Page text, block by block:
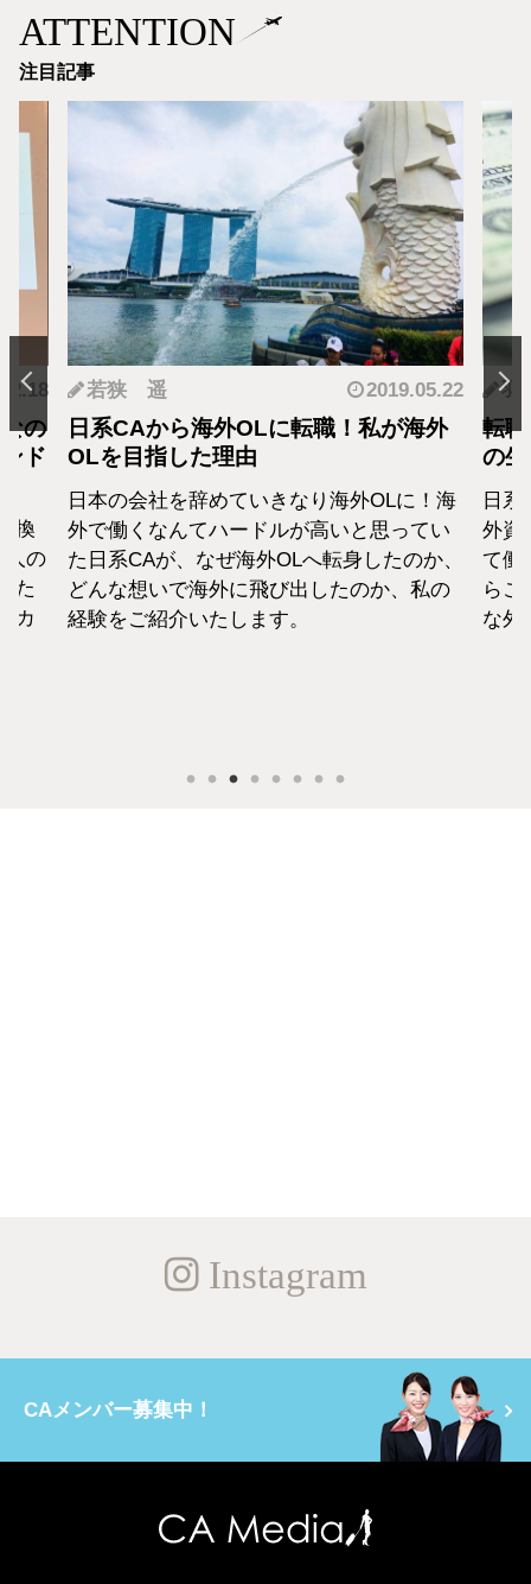
ATTENTION
注目記事
の
ド
換
人の
た
カ
若狭 遥 2019.05.22
日系CAから海外OLに転職！私が海外
OLを目指した理由
日本の会社を辞めていきなり海外OLに！海
外で働くなんてハードルが高いと思ってい
た日系CAが、なぜ海外OLへ転身したのか、
どんな想いで海外に飛び出したのか、私の
経験をご紹介いたします。
羽
転
の
日
外資
て働
らこ
な外
Instagram
CAメンバー募集中！